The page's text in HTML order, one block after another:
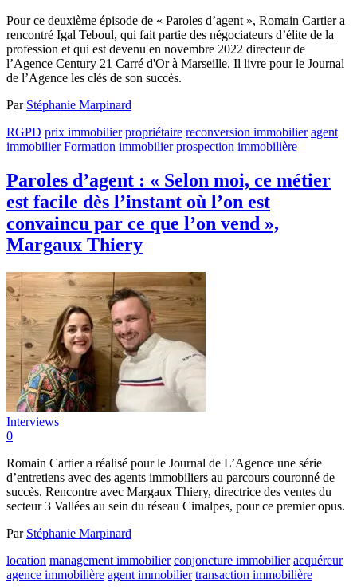
Pour ce deuxième épisode de « Paroles d’agent », Romain Cartier a
rencontré Igal Teboul, qui fait partie des négociateurs d’élite de la
profession et qui est devenu en novembre 2022 directeur de
l’Agence Century 21 Carré d'Or à Marseille. Il livre pour le Journal
de l’Agence les clés de son succès.
Par Stéphanie Marpinard
RGPD prix immobilier propriétaire reconversion immobilier agent
immobilier Formation immobilier prospection immobilière
Paroles d’agent : « Selon moi, ce métier
est facile dès l’instant où l’on est
convaincu par ce que l’on vend »,
Margaux Thiery
Interviews
0
Romain Cartier a réalisé pour le Journal de L’Agence une série
d’entretiens avec des agents immobiliers au parcours couronné de
succès. Rencontre avec Margaux Thiery, directrice des ventes du
secteur 3 Vallées au sein du réseau Cimalpes, pour ce premier opus.
Par Stéphanie Marpinard
location management immobilier conjoncture immobilier acquéreur
agence immobilière agent immobilier transaction immobilière